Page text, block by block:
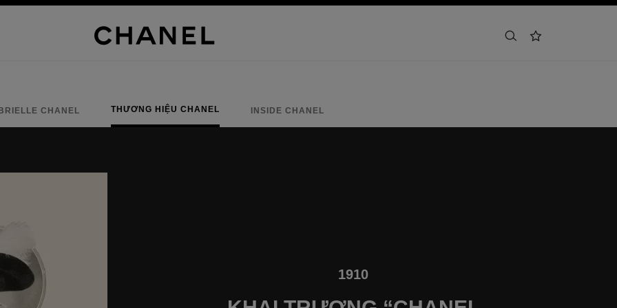
tìm kiếmdanh sách yêu thích
CHANEL THƯƠNG HIỆU CHANEL INSIDE CHANEL
1910